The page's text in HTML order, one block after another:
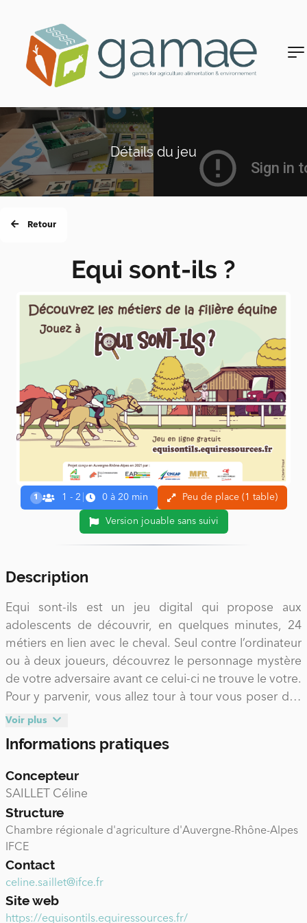
Détails du jeu
Retour
Equi sont-ils ?
1 1 - 2 0 à 20 min Peu de place (1 table)
Version jouable sans suivi
Description
Equi sont-ils est un jeu digital qui propose aux
adolescents de découvrir, en quelques minutes, 24
métiers en lien avec le cheval. Seul contre l’ordinateur
ou à deux joueurs, découvrez le personnage mystère
de votre adversaire avant ce celui-ci ne trouve le votre.
Pour y parvenir, vous allez tour à tour vous poser des
questions. Mais attention : seulement des questions
devez donc bien observer les 24 personnages
potentiels - qui représentent chacun un métier de la
filière équine - et sélectionner les questions qui vous
personnage de votre adversaire ? Vous pouvez alors
tenter de le désigner. Si vous avez bon, vous gagnez la
partie, mais prenez garde car si vous vous trompez,
vous la perdez ! Le jeu est construit sur le principe de
jeu "Qui-est-ce ?".
Voir plus
Informations pratiques
Concepteur
SAILLET Céline
Structure
Chambre régionale d'agriculture d'Auvergne-Rhône-Alpes
IFCE
Contact
celine.saillet@ifce.fr
Site web
https://equisontils.equiressources.fr/